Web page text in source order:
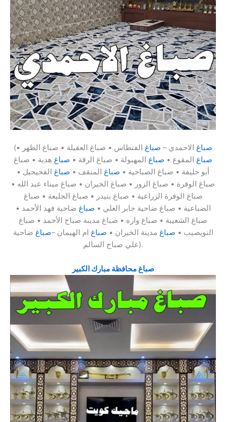
( صباغ الاحمدي – صباغ الفنطاس • صباغ العقيلة • صباغ الظهر •
صباغ المقوع • صباغ المهبولة • صباغ الرقة • صباغ هدية • صباغ
أبو حليفة • صباغ الصباحية • صباغ المنقف • صباغ الفحيحيل •
صباغ الوفرة • صباغ الزور • صباغ الخيران • صباغ ميناء عبد الله •
صباغ الوفرة الزراعية • صباغ بنيدر • صباغ الجليعة • صباغ
الضباعية • صباغ ضاحية جابر العلي • صباغ ضاحية فهد الأحمد •
صباغ الشعيبة • صباغ واره • صباغ مدينة صباح الأحمد • صباغ
النويصيب • صباغ مدينة الخيران • صباغ ام الهيمان –صباغ ضاحية
علي صباح السالم).
صباغ محافظة مبارك الكبير